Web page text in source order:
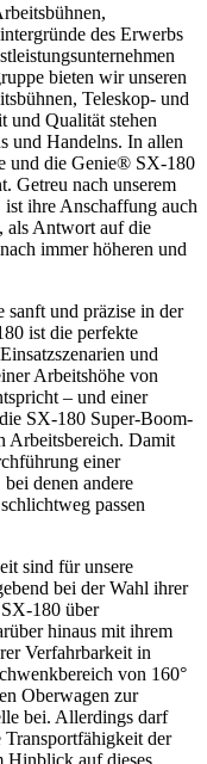
des Erwerbs
bieten wir unseren
Teleskop- und
und Qualität stehen
und Handelns. In allen
und die Genie® SX-180
Getreu nach unserem
ihre Anschaffung auch
als Antwort auf die
immer höheren und
und präzise in der
ist die perfekte
und
Arbeitshöhe von
– und einer
SX-180 Super-Boom-
Arbeitsbereich. Damit
einer
denen andere
passen
sind für unsere
bei der Wahl ihrer
180 über
hinaus mit ihrem
Verfahrbarkeit in
von 160°
Oberwagen zur
bei. Allerdings darf
Transportfähigkeit der
Hinblick auf dieses